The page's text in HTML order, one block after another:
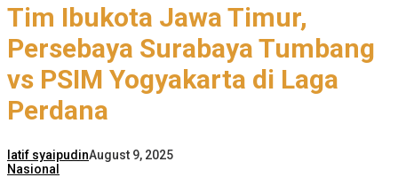
Tim Ibukota Jawa Timur,
Persebaya Surabaya Tumbang
vs PSIM Yogyakarta di Laga
Perdana
latif syaipudinAugust 9, 2025
Nasional